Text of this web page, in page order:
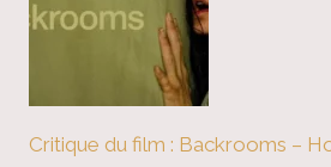
Critique du film : Backrooms –